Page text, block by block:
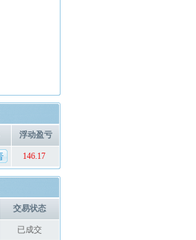
浮动盈亏
146.17
交易状态
已成交